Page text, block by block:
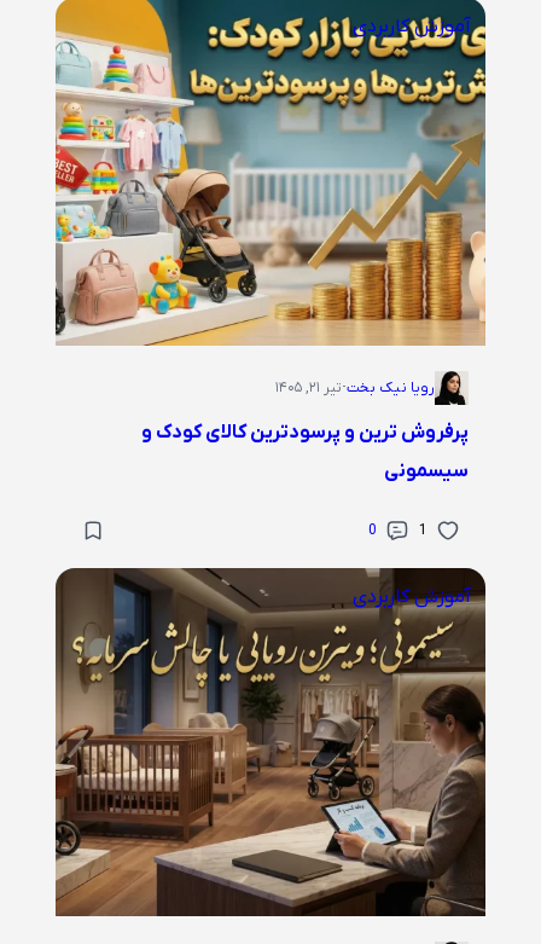
آموزش کاربردی
رویا نیک بخت·تیر ۲۱, ۱۴۰۵
پرفروش ترین و پرسودترین کالای کودک و
سیسمونی
1
0
آموزش کاربردی